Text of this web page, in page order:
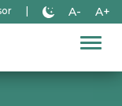
A- A+